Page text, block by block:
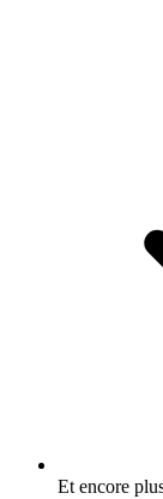
Et encore